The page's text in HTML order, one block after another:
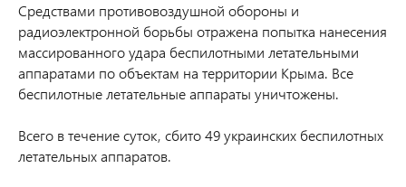
Средствами противовоздушной обороны и
радиоэлектронной борьбы отражена попытка нанесения
массированного удара беспилотными летательными
аппаратами по объектам на территории Крыма. Все
беспилотные летательные аппараты уничтожены.
Всего в течение суток, сбито 49 украинских беспилотных
летательных аппаратов.